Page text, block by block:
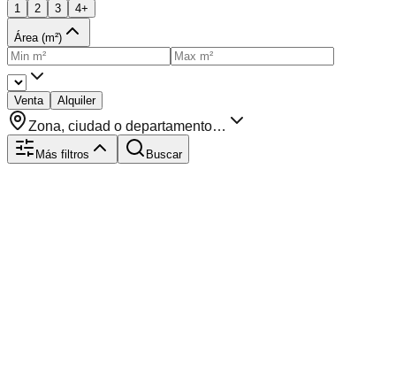
1 2 3 4+
Área (m²)
Venta Alquiler
Zona, ciudad o departamento…
Más filtros Buscar